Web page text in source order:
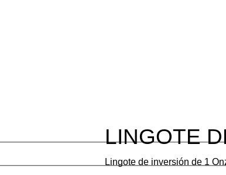
LINGOTE
Lingote de inversión de 1